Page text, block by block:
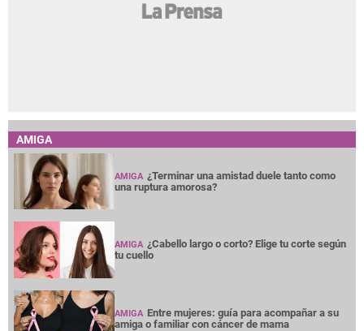
AMIGA
AMIGA ¿Terminar una amistad duele tanto como
una ruptura amorosa?
AMIGA ¿Cabello largo o corto? Elige tu corte según
tu cuello
AMIGA Entre mujeres: guía para acompañar a su
amiga o familiar con cáncer de mama